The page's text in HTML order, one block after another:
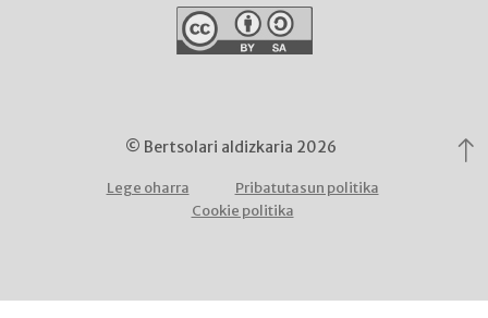
© Bertsolari aldizkaria 2026
Lege oharra
Pribatutasun politika
Cookie politika